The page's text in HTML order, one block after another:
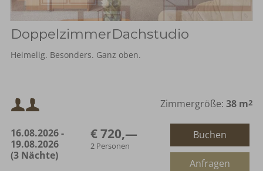
DoppelzimmerDachstudio
Heimelig. Besonders. Ganz oben.
Mindestbelegung:
Maximalbelegung:
Zimmergröße: 38 m2
16.08.2026 -
19.08.2026
(3 Nächte)
€ 720,—
2 Personen
Buchen
Anfragen